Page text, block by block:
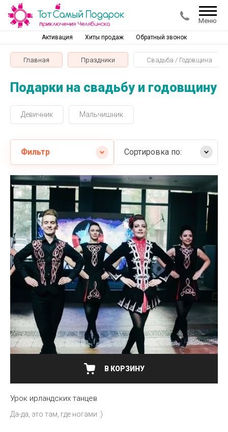
Меню
Активация Хиты продаж Обратный звонок
Главная Праздники Свадьба / Годовщина
Подарки на свадьбу и годовщину
Девичник Мальчишник
Фильтр Сортировка по:
Самые дешевые
Самые дорогие
Название от А
Название от Я
В КОРЗИНУ
Урок ирландских танцев
Да-да, это там, где ногами :)